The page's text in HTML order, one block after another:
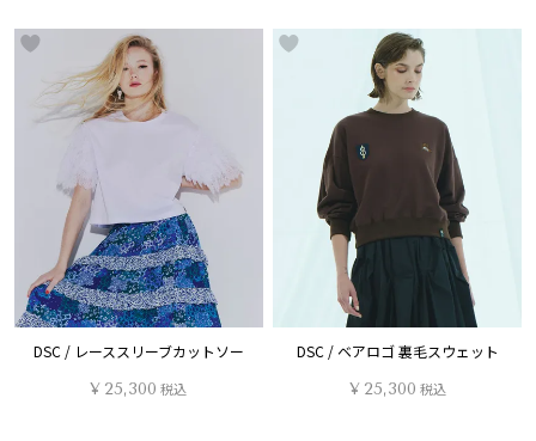
DSC / レーススリーブカットソー
¥ 25,300 税込
DSC / ベアロゴ 裏毛スウェット
¥ 25,300 税込